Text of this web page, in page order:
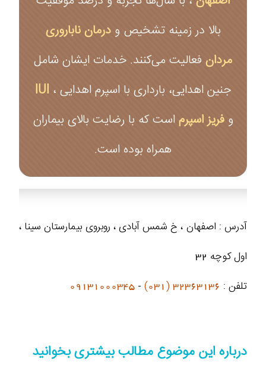
بالا در زمینه تشخیص ودرمان ناباروری
مردان فعالیت می‌کنند. خدمات ایشان شامل
جنین اهدایی، بارداری با اسپرم اهدایی ، IUI
وفریز اسپرم است که با رضایت بالای بیماران
همراه بوده است.
آدرس : اصفهان ، خ شمس آبادی ، روبروی بیمارستان سینا ،
اول کوچه 32
تلفن : 32363136 (031)
-
09131000345
درباره این موضوع مطالب بیشتری بخوانید